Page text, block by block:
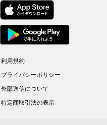
利用規約
プライバシーポリシー
外部送信について
特定商取引法の表示